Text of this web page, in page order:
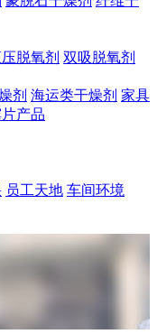
脱氧剂 双吸脱氧剂
剂 海运类干燥剂 家具
产品
员工天地 车间环境